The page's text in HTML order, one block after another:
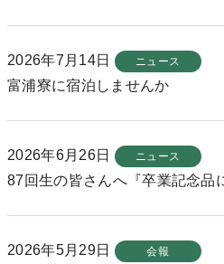
2026年7月14日 ニュース
富浦寮に宿泊しませんか
2026年6月26日 ニュース
87回生の皆さんへ『卒業記念品
2026年5月29日 会報